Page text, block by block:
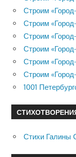
Строим
Строим
Строим
Строим
Строим
Строим
1001
Стихи Галины